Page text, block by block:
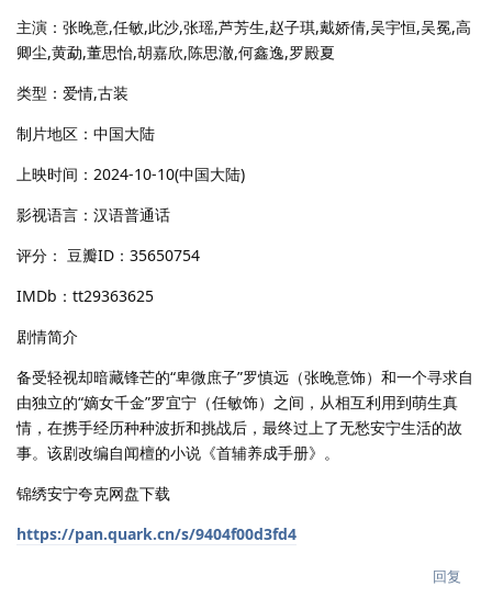
主演：张晚意,任敏,此沙,张瑶,芦芳生,赵子琪,戴娇倩,吴宇恒,吴冕,高
卿尘,黄勐,董思怡,胡嘉欣,陈思澈,何鑫逸,罗殿夏
类型：爱情,古装
制片地区：中国大陆
上映时间：2024-10-10(中国大陆)
影视语言：汉语普通话
评分： 豆瓣ID：35650754
IMDb：tt29363625
剧情简介
备受轻视却暗藏锋芒的“卑微庶子”罗慎远（张晚意饰）和一个寻求自
由独立的“嫡女千金”罗宜宁（任敏饰）之间，从相互利用到萌生真
情，在携手经历种种波折和挑战后，最终过上了无愁安宁生活的故
事。该剧改编自闻檀的小说《首辅养成手册》。
锦绣安宁夸克网盘下载
https://pan.quark.cn/s/9404f00d3fd4
回复